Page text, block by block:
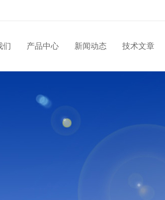
们 产品中心 新闻动态 技术文章